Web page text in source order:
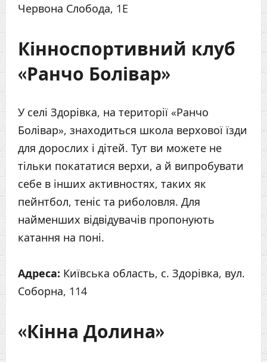
Червона Слобода, 1E
Кінноспортивний клуб
«Ранчо Болівар»
У селі Здорівка, на території «Ранчо
Болівар», знаходиться школа верхової їзди
для дорослих і дітей. Тут ви можете не
тільки покататися верхи, а й випробувати
себе в інших активностях, таких як
пейнтбол, теніс та риболовля. Для
найменших відвідувачів пропонують
катання на поні.
Адреса: Київська область, с. Здорівка, вул.
Соборна, 114
«Кінна Долина»